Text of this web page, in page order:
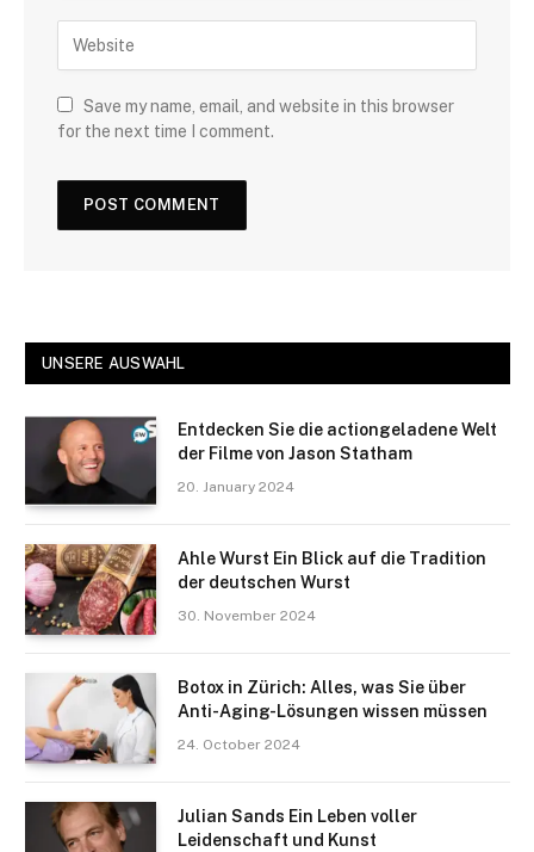
Save my name, email, and website in this browser
for the next time I comment.
UNSERE AUSWAHL
Entdecken Sie die actiongeladene Welt
der Filme von Jason Statham
20. January 2024
Ahle Wurst Ein Blick auf die Tradition
der deutschen Wurst
30. November 2024
Botox in Zürich: Alles, was Sie über
Anti-Aging-Lösungen wissen müssen
24. October 2024
Julian Sands Ein Leben voller
Leidenschaft und Kunst